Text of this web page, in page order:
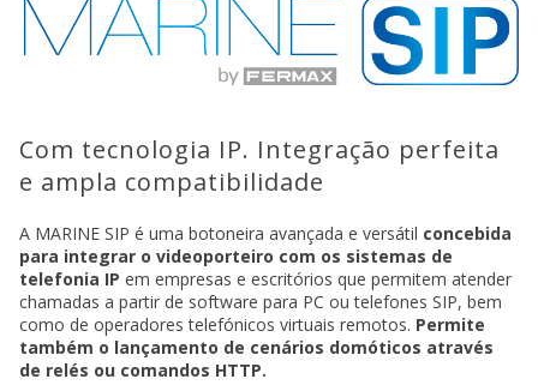
Com tecnologia IP. Integração perfeita
e ampla compatibilidade
A MARINE SIP é uma botoneira avançada e versátil concebida
para integrar o videoporteiro com os sistemas de
telefonia IP em empresas e escritórios que permitem atender
chamadas a partir de software para PC ou telefones SIP, bem
como de operadores telefónicos virtuais remotos. Permite
também o lançamento de cenários domóticos através
de relés ou comandos HTTP.